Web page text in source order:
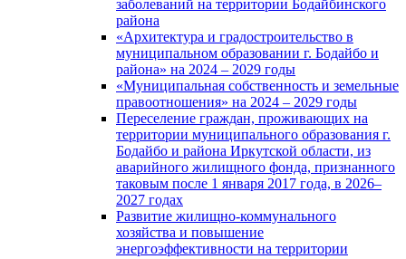
заболеваний на территории Бодайбинского
района
«Архитектура и градостроительство в
муниципальном образовании г. Бодайбо и
района» на 2024 – 2029 годы
«Муниципальная собственность и земельные
правоотношения» на 2024 – 2029 годы
Переселение граждан, проживающих на
территории муниципального образования г.
Бодайбо и района Иркутской области, из
аварийного жилищного фонда, признанного
таковым после 1 января 2017 года, в 2026–
2027 годах
Развитие жилищно-коммунального
хозяйства и повышение
энергоэффективности на территории